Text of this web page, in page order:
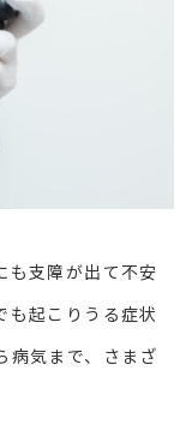
も支障が出て不安
も起こりうる症状
病気まで、さまざ